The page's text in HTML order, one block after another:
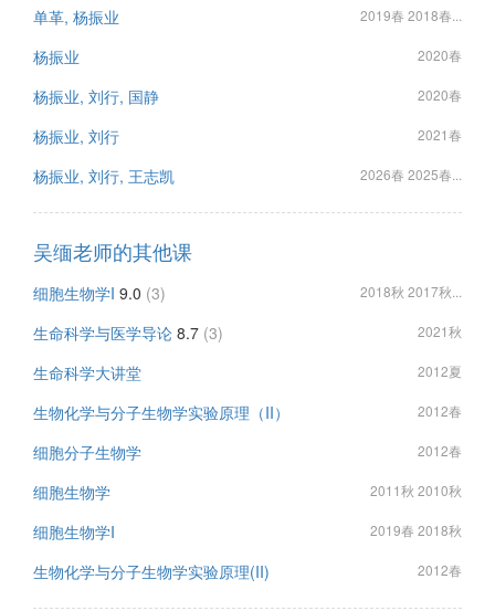
单革, 杨振业 2019春 2018春...
杨振业 2020春
杨振业, 刘行, 国静 2020春
杨振业, 刘行 2021春
杨振业, 刘行, 王志凯 2026春 2025春...
吴缅老师的其他课
细胞生物学I 9.0 (3) 2018秋 2017秋...
生命科学与医学导论 8.7 (3) 2021秋
生命科学大讲堂 2012夏
生物化学与分子生物学实验原理（II） 2012春
细胞分子生物学 2012春
细胞生物学 2011秋 2010秋
细胞生物学I 2019春 2018秋
生物化学与分子生物学实验原理(II) 2012春